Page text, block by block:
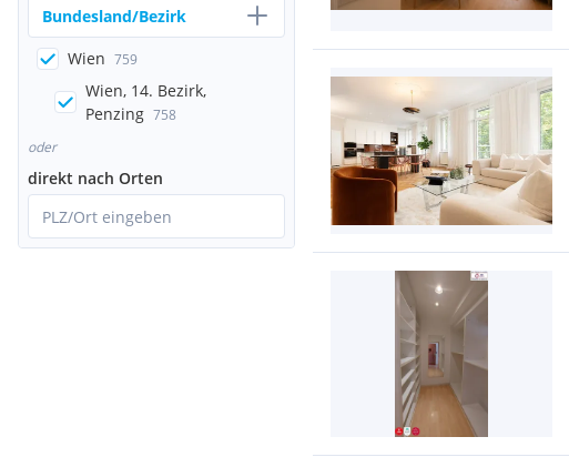
Bundesland/Bezirk
Wien 759
Wien, 14. Bezirk,
Penzing 758
oder
direkt nach Orten
PLZ/Ort eingeben